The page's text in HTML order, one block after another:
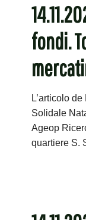
fondi.
L’articolo
Solidale
Ageop
quartiere S.